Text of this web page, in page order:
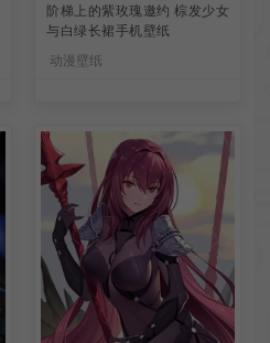
阶梯上的紫玫瑰邀约 棕发少女
与白绿长裙手机壁纸
动漫壁纸